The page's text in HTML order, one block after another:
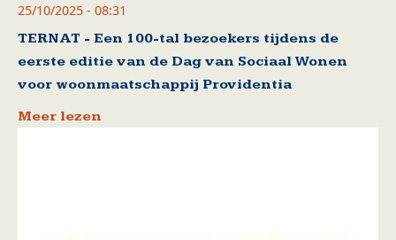
25/10/2025 - 08:31
TERNAT - Een 100-tal bezoekers tijdens de
eerste editie van de Dag van Sociaal Wonen
voor woonmaatschappij Providentia
Meer lezen